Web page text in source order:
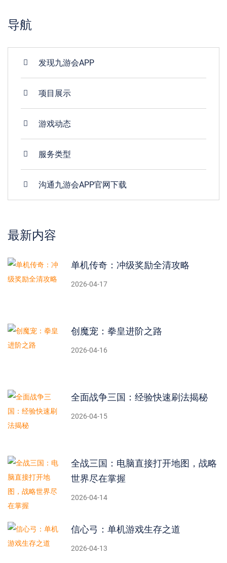
导航
发现九游会APP
项目展示
游戏动态
服务类型
沟通九游会APP官网下载
最新内容
单机传奇：冲级奖励全清攻略
2026-04-17
创魔宠：拳皇进阶之路
2026-04-16
全面战争三国：经验快速刷法揭秘
2026-04-15
全战三国：电脑直接打开地图，战略
世界尽在掌握
2026-04-14
信心弓：单机游戏生存之道
2026-04-13